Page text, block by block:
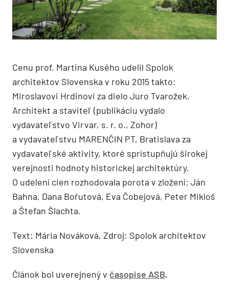
Cenu prof. Martina Kusého udelil Spolok
architektov Slovenska v roku 2015 takto:
Miroslavovi Hrdinovi za dielo Juro Tvarožek.
Architekt a staviteľ (publikáciu vydalo
vydavateľstvo Virvar, s. r. o., Zohor)
a vydavateľstvu MARENČIN PT, Bratislava za
vydavateľské aktivity, ktoré sprístupňujú širokej
verejnosti hodnoty historickej architektúry.
O udelení cien rozhodovala porota v zložení: Ján
Bahna, Dana Bořutová, Eva Čobejová, Peter Mikloš
a Štefan Šlachta.
Text: Mária Nováková, Zdroj: Spolok architektov
Slovenska
Článok bol uverejnený v časopise ASB.